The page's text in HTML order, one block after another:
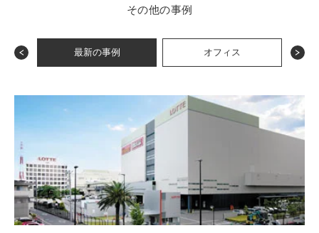
その他の事例
最新の事例 オフィス